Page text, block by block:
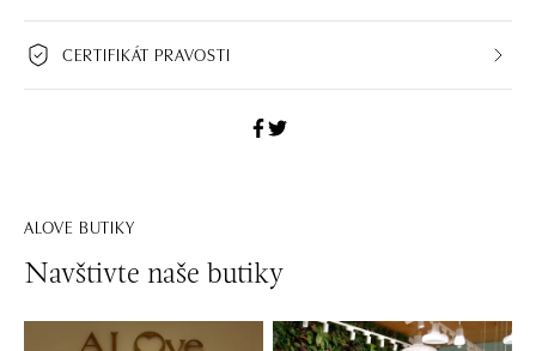
CERTIFIKÁT PRAVOSTI
ALOVE BUTIKY
Navštivte naše butiky